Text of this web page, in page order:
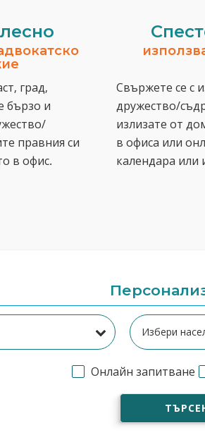
град,
бързо и
правния си
в офис.
Свържете се с
дружество/
излизате от
в офиса или
календара или
Онлайн запитване